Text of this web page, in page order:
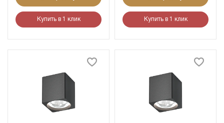
Купить в 1 клик Купить в 1 клик